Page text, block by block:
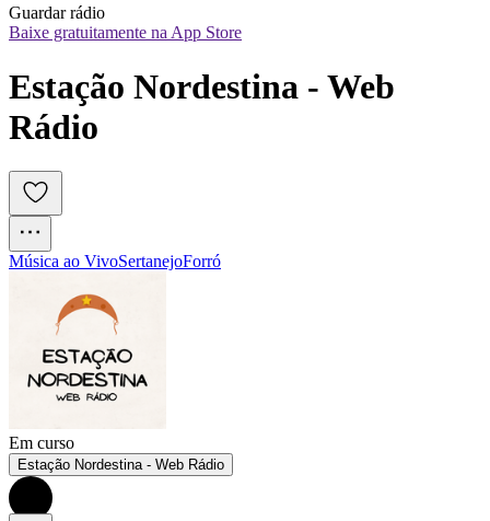
Guardar rádio
Baixe gratuitamente na App Store
Estação Nordestina - Web
Rádio
Música ao VivoSertanejoForró
Em curso
Estação Nordestina - Web Rádio